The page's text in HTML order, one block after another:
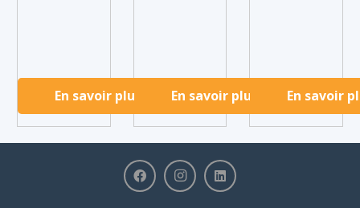
En savoir plus En savoir plus En savoir